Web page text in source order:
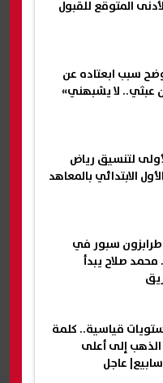
المتوقع للقبول
سبب ابعتاده عن
عبثي.. لا يشبهني»
لتنسيق رياض
الابتدائي بالمعاهد
طرابزون سبور في
2026.. محمد صلاح يبدأ
مستويات قياسية.. كلمة
إلى أعلى